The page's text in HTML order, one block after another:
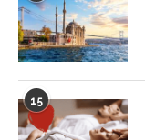
15